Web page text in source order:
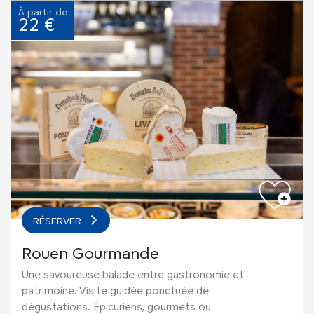
À partir de
22 €
RÉSERVER
Rouen Gourmande
Une savoureuse balade entre gastronomie et
patrimoine. Visite guidée ponctuée de
dégustations. Épicuriens, gourmets ou